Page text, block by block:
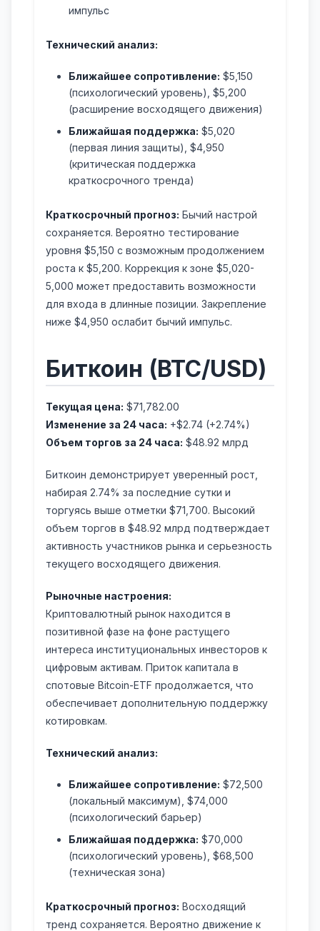
импульс
Технический анализ:
Ближайшее сопротивление: $5,150
(психологический уровень), $5,200
(расширение восходящего движения)
Ближайшая поддержка: $5,020
(первая линия защиты), $4,950
(критическая поддержка
краткосрочного тренда)
Краткосрочный прогноз: Бычий настрой
сохраняется. Вероятно тестирование
уровня $5,150 с возможным продолжением
роста к $5,200. Коррекция к зоне $5,020-
5,000 может предоставить возможности
для входа в длинные позиции. Закрепление
ниже $4,950 ослабит бычий импульс.
Биткоин (BTC/USD)
Текущая цена: $71,782.00
Изменение за 24 часа: +$2.74 (+2.74%)
Объем торгов за 24 часа: $48.92 млрд
Биткоин демонстрирует уверенный рост,
набирая 2.74% за последние сутки и
торгуясь выше отметки $71,700. Высокий
объем торгов в $48.92 млрд подтверждает
активность участников рынка и серьезность
текущего восходящего движения.
Рыночные настроения:
Криптовалютный рынок находится в
позитивной фазе на фоне растущего
интереса институциональных инвесторов к
цифровым активам. Приток капитала в
спотовые Bitcoin-ETF продолжается, что
обеспечивает дополнительную поддержку
котировкам.
Технический анализ:
Ближайшее сопротивление: $72,500
(локальный максимум), $74,000
(психологический барьер)
Ближайшая поддержка: $70,000
(психологический уровень), $68,500
(техническая зона)
Краткосрочный прогноз: Восходящий
тренд сохраняется. Вероятно движение к